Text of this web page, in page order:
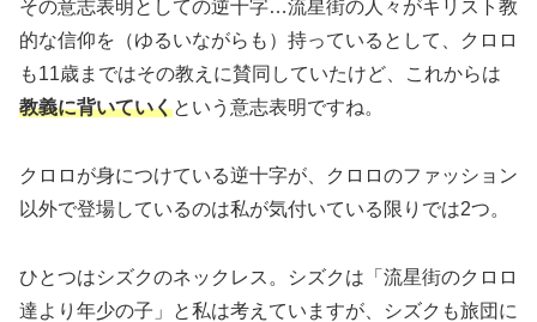
その意志表明としての逆十字…流星街の人々がキリスト教
的な信仰を（ゆるいながらも）持っているとして、クロロ
も11歳まではその教えに賛同していたけど、これからは
教義に背いていくという意志表明ですね。
クロロが身につけている逆十字が、クロロのファッション
以外で登場しているのは私が気付いている限りでは2つ。
ひとつはシズクのネックレス。シズクは「流星街のクロロ
達より年少の子」と私は考えていますが、シズクも旅団に